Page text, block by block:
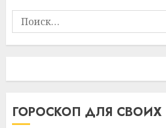
Найти:
ГОРОСКОП ДЛЯ СВОИХ